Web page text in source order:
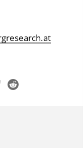
reddit